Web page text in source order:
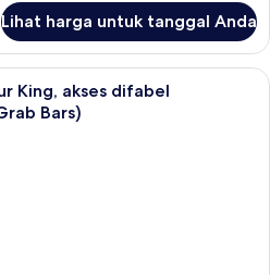
Lihat harga untuk tanggal Anda
Seprai premium, meja kerja, tirai
King, akses difabel
Bars)